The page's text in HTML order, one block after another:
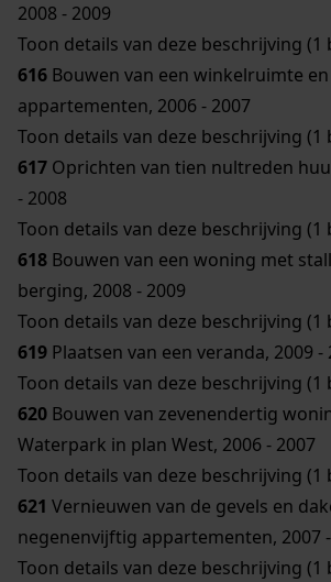
2008 - 2009
Toon details van deze beschrijving (1
616 Bouwen van een winkelruimte
appartementen, 2006 - 2007
Toon details van deze beschrijving (1
617 Oprichten van tien nultreden
- 2008
Toon details van deze beschrijving (1
618 Bouwen van een woning met
berging, 2008 - 2009
Toon details van deze beschrijving (1
619 Plaatsen van een veranda, 2009 -
Toon details van deze beschrijving (1
620 Bouwen van zevenendertig
Waterpark in plan West, 2006 - 2007
Toon details van deze beschrijving (1
621 Vernieuwen van de gevels en
negenenvijftig appartementen, 2007
Toon details van deze beschrijving (1